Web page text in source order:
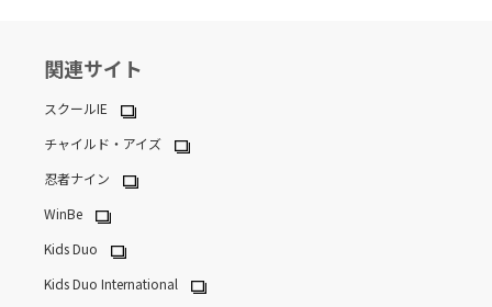
関連サイト
スクールIE
チャイルド・アイズ
忍者ナイン
WinBe
Kids Duo
Kids Duo International